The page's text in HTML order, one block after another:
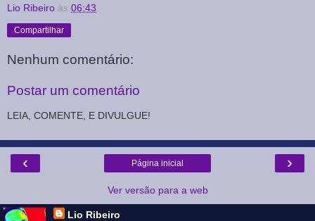
Lio Ribeiro às 06:43
Compartilhar
Nenhum comentário:
Postar um comentário
LEIA, COMENTE, E DIVULGUE!
‹ ›
Página inicial
Ver versão para a web
Lio Ribeiro